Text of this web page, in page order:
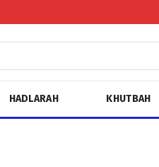
HADLARAH KHUTBAH